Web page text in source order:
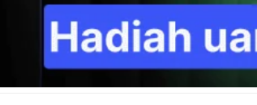
Maroon 5 Dipastikan Konser di
Jakarta, Catat Jadwal dan
Fakta Menarik yang Wajib
Diketahui Fans
4 AGUSTUS 2026